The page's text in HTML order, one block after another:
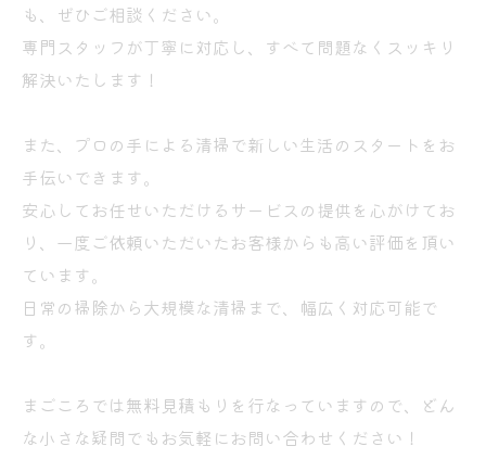
も、ぜひご相談ください。
専門スタッフが丁寧に対応し、すべて問題なくスッキリ
解決いたします！
また、プロの手による清掃で新しい生活のスタートをお
手伝いできます。
安心してお任せいただけるサービスの提供を心がけてお
り、一度ご依頼いただいたお客様からも高い評価を頂い
ています。
日常の掃除から大規模な清掃まで、幅広く対応可能で
す。
まごころでは無料見積もりを行なっていますので、どん
な小さな疑問でもお気軽にお問い合わせください！